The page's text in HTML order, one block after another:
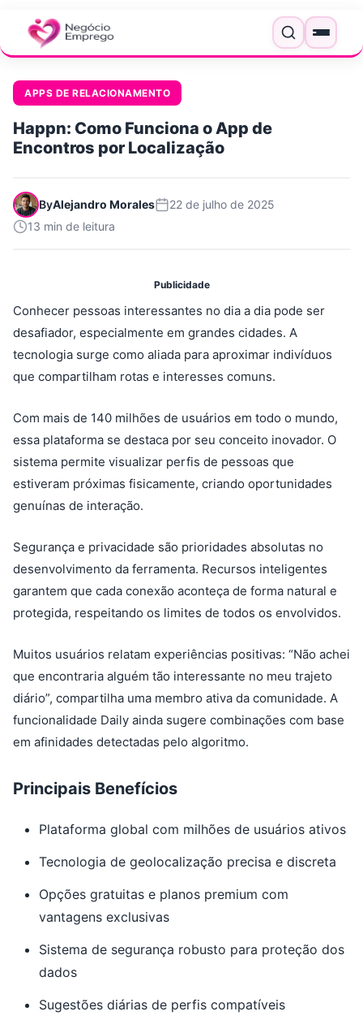
Menu
APPS DE RELACIONAMENTO
Happn: Como Funciona o App de
Encontros por Localização
ByAlejandro Morales
22 de julho de 2025
13 min de leitura
Publicidade
Conhecer pessoas interessantes no dia a dia pode ser
desafiador, especialmente em grandes cidades. A
tecnologia surge como aliada para aproximar indivíduos
que compartilham rotas e interesses comuns.
Com mais de 140 milhões de usuários em todo o mundo,
essa plataforma se destaca por seu conceito inovador. O
sistema permite visualizar perfis de pessoas que
estiveram próximas fisicamente, criando oportunidades
genuínas de interação.
Segurança e privacidade são prioridades absolutas no
desenvolvimento da ferramenta. Recursos inteligentes
garantem que cada conexão aconteça de forma natural e
protegida, respeitando os limites de todos os envolvidos.
Muitos usuários relatam experiências positivas: “Não achei
que encontraria alguém tão interessante no meu trajeto
diário”, compartilha uma membro ativa da comunidade. A
funcionalidade Daily ainda sugere combinações com base
em afinidades detectadas pelo algoritmo.
Principais Benefícios
Plataforma global com milhões de usuários ativos
Tecnologia de geolocalização precisa e discreta
Opções gratuitas e planos premium com
vantagens exclusivas
Sistema de segurança robusto para proteção dos
dados
Sugestões diárias de perfis compatíveis